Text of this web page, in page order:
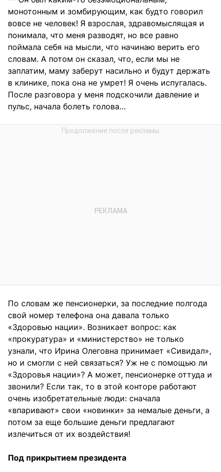
монотонным и зомбирующим, как будто говорил
вовсе не человек! Я взрослая, здравомыслящая и
понимала, что меня разводят, но все равно
поймала себя на мысли, что начинаю верить его
словам. А потом он сказал, что, если мы не
заплатим, маму заберут насильно и будут держать
в клинике, пока она не умрет! Я очень испугалась.
После разговора у меня подскочили давление и
пульс, начала болеть голова…
По словам же пенсионерки, за последние полгода
свой номер телефона она давала только
«Здоровью нации». Возникает вопрос: как
«прокуратура» и «министерство» не только
узнали, что Ирина Олеговна принимает «Сивидал»,
но и смогли с ней связаться? Уж не с помощью ли
«Здоровья нации»? А может, пенсионерке оттуда и
звонили? Если так, то в этой конторе работают
очень изобретательные люди: сначала
«впаривают» свои «новинки» за немалые деньги, а
потом за еще большие деньги предлагают
излечиться от их воздействия!
Под прикрытием президента